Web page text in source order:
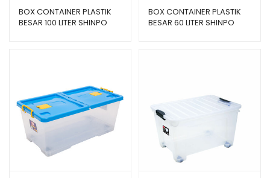
BOX CONTAINER PLASTIK
BESAR 100 LITER SHINPO
BOX CONTAINER PLASTIK
BESAR 60 LITER SHINPO